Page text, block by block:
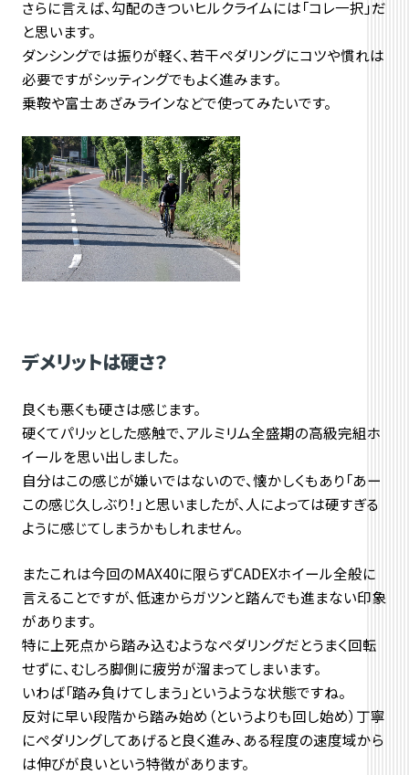
さらに言えば、勾配のきついヒルクライムには「コレ一択」だ
と思います。
ダンシングでは振りが軽く、若干ペダリングにコツや慣れは
必要ですがシッティングでもよく進みます。
乗鞍や富士あざみラインなどで使ってみたいです。
デメリットは硬さ？
良くも悪くも硬さは感じます。
硬くてパリッとした感触で、アルミリム全盛期の高級完組ホ
イールを思い出しました。
自分はこの感じが嫌いではないので、懐かしくもあり「あー
この感じ久しぶり！」と思いましたが、人によっては硬すぎる
ように感じてしまうかもしれません。
またこれは今回のMAX40に限らずCADEXホイール全般に
言えることですが、低速からガツンと踏んでも進まない印象
があります。
特に上死点から踏み込むようなペダリングだとうまく回転
せずに、むしろ脚側に疲労が溜まってしまいます。
いわば「踏み負けてしまう」というような状態ですね。
反対に早い段階から踏み始め（というよりも回し始め）丁寧
にペダリングしてあげると良く進み、ある程度の速度域から
は伸びが良いという特徴があります。